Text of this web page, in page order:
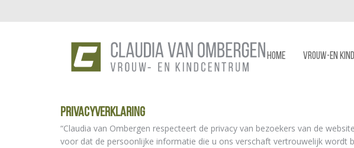
HOME VROUW-EN
Privacyverklaring
“Claudia van Ombergen respecteert de privacy van bezoekers van de
voor dat de persoonlijke informatie die u ons verschaft vertrouwelijk wordt